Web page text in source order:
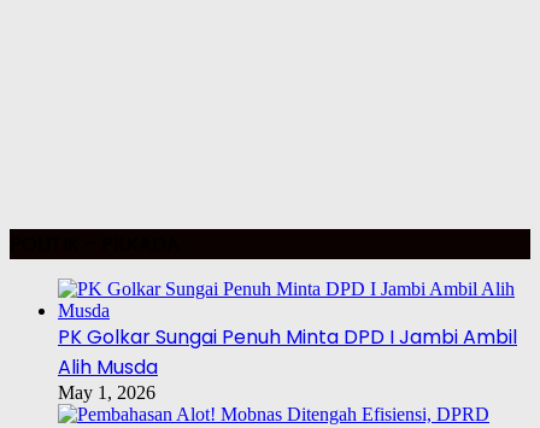
PK Golkar Sungai Penuh Minta DPD I Jambi Ambil
Alih Musda
May 1, 2026